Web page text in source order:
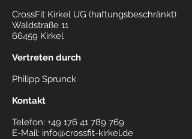
CrossFit Kirkel UG (haftungsbeschränkt)
Waldstraße 11
66459 Kirkel
Vertreten durch
Philipp Sprunck
Kontakt
Telefon: +49 176 41 789 769
E-Mail: info@crossfit-kirkel.de